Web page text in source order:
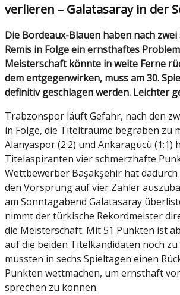
verlieren – Galatasaray in der
Die Bordeaux-Blauen haben nach zwei schockierenden
Remis in Folge ein ernsthaftes
Meisterschaft könnte in weite Ferne
dem entgegenwirken, muss am 30.
definitiv geschlagen werden. Leichter
Trabzonspor läuft Gefahr, nach den
in Folge, die Titelträume begraben zu
Alanyaspor (2:2) und Ankaragücü (1:1)
Titelaspiranten vier schmerzhafte
Wettbewerber Başakşehir hat dadurch
den Vorsprung auf vier Zähler
am Sonntagabend Galatasaray
nimmt der türkische Rekordmeister
die Meisterschaft. Mit 51 Punkten ist
auf die beiden Titelkandidaten noch
müssten in sechs Spieltagen einen
Punkten wettmachen, um ernsthaft
sprechen zu können.